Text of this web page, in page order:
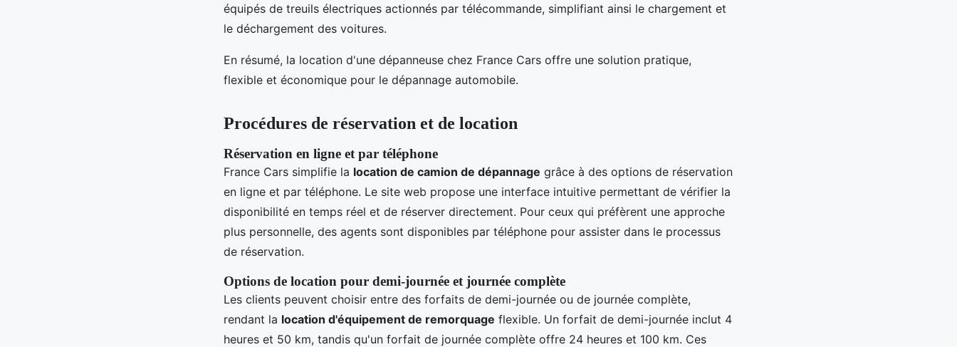
équipés de treuils électriques actionnés par télécommande, simplifiant ainsi le chargement et
le déchargement des voitures.
En résumé, la location d'une dépanneuse chez France Cars offre une solution pratique,
flexible et économique pour le dépannage automobile.
Procédures de réservation et de location
Réservation en ligne et par téléphone
France Cars simplifie la location de camion de dépannage grâce à des options de réservation
en ligne et par téléphone. Le site web propose une interface intuitive permettant de vérifier la
disponibilité en temps réel et de réserver directement. Pour ceux qui préfèrent une approche
plus personnelle, des agents sont disponibles par téléphone pour assister dans le processus
de réservation.
Options de location pour demi-journée et journée complète
Les clients peuvent choisir entre des forfaits de demi-journée ou de journée complète,
rendant la location d'équipement de remorquage flexible. Un forfait de demi-journée inclut 4
heures et 50 km, tandis qu'un forfait de journée complète offre 24 heures et 100 km. Ces